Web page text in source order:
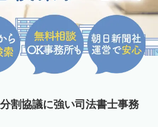
割協議に強い司法書士事務